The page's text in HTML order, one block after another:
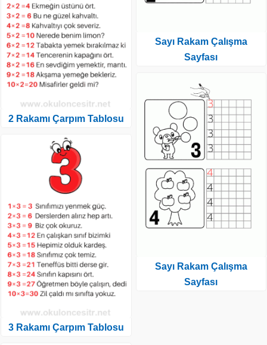
2 Rakamı Çarpım Tablosu
3 Rakamı Çarpım Tablosu
Sayı Rakam Çalışma
Sayfası
Sayı Rakam Çalışma
Sayfası